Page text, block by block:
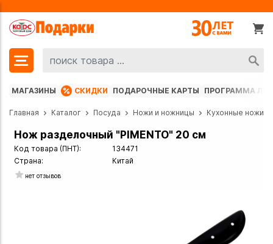
МАГАЗИНЫ СКИДКИ ПОДАРОЧНЫЕ КАРТЫ ПРОГРАММА
Главная Каталог Посуда Ножи и ножницы Кухонные ножи
Нож разделочный "PIMENTO" 20 см
Код товара (ПНТ):
134471
Страна:
Китай
нет отзывов